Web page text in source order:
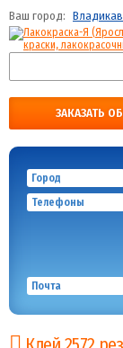
Ваш город:
ЗАКАЗАТЬ
Город
Телефоны
Почта